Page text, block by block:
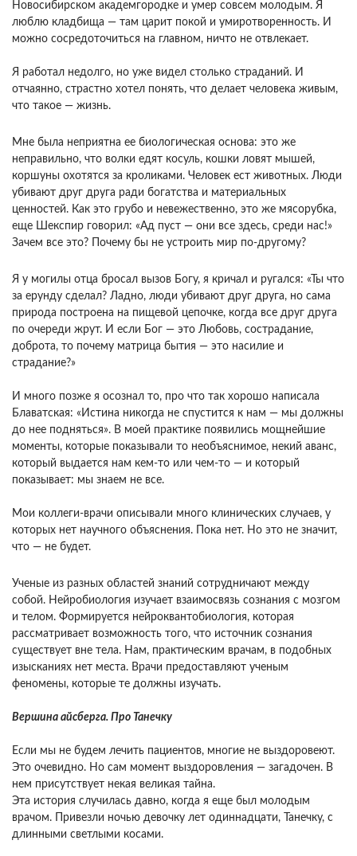
Новосибирском академгородке и умер совсем молодым. Я
люблю кладбища — там царит покой и умиротворенность. И
можно сосредоточиться на главном, ничто не отвлекает.
Я работал недолго, но уже видел столько страданий. И
отчаянно, страстно хотел понять, что делает человека живым,
что такое — жизнь.
Мне была неприятна ее биологическая основа: это же
неправильно, что волки едят косуль, кошки ловят мышей,
коршуны охотятся за кроликами. Человек ест животных. Люди
убивают друг друга ради богатства и материальных
ценностей. Как это грубо и невежественно, это же мясорубка,
еще Шекспир говорил: «Ад пуст — они все здесь, среди нас!»
Зачем все это? Почему бы не устроить мир по-другому?
Я у могилы отца бросал вызов Богу, я кричал и ругался: «Ты что
за ерунду сделал? Ладно, люди убивают друг друга, но сама
природа построена на пищевой цепочке, когда все друг друга
по очереди жрут. И если Бог — это Любовь, сострадание,
доброта, то почему матрица бытия — это насилие и
страдание?»
И много позже я осознал то, про что так хорошо написала
Блаватская: «Истина никогда не спустится к нам — мы должны
до нее подняться». В моей практике появились мощнейшие
моменты, которые показывали то необъяснимое, некий аванс,
который выдается нам кем-то или чем-то — и который
показывает: мы знаем не все.
Мои коллеги-врачи описывали много клинических случаев, у
которых нет научного объяснения. Пока нет. Но это не значит,
что — не будет.
Ученые из разных областей знаний сотрудничают между
собой. Нейробиология изучает взаимосвязь сознания с мозгом
и телом. Формируется нейроквантобиология, которая
рассматривает возможность того, что источник сознания
существует вне тела. Нам, практическим врачам, в подобных
изысканиях нет места. Врачи предоставляют ученым
феномены, которые те должны изучать.
Вершина айсберга. Про Танечку
Если мы не будем лечить пациентов, многие не выздоровеют.
Это очевидно. Но сам момент выздоровления — загадочен. В
нем присутствует некая великая тайна.
Эта история случилась давно, когда я еще был молодым
врачом. Привезли ночью девочку лет одиннадцати, Танечку, с
длинными светлыми косами.